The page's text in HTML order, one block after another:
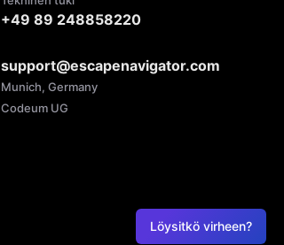
Löysitkö virheen?
+49 89 248858220
support@escapenavigator.com
Munich, Germany
Codeum UG